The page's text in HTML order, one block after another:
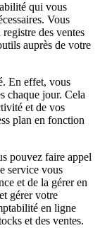
qui vous
Vous
des ventes
auprès de votre
En effet, vous
chaque jour. Cela
et de vos
plan en fonction
pouvez faire appel
service vous
et de la gérer en
gérer votre
en ligne
et des ventes.